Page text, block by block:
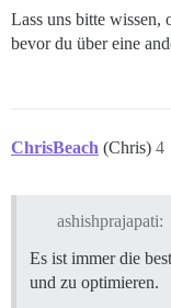
Lass uns bitte wissen,
bevor du über eine
ChrisBeach (Chris) 4
ashishprajapati:
Es ist immer die
und zu optimieren.